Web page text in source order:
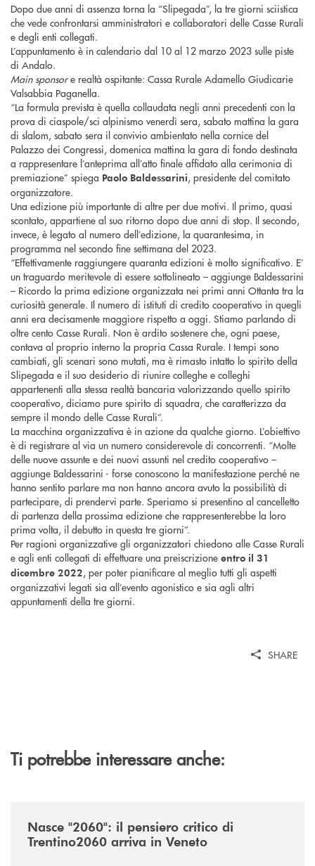
Dopo due anni di assenza torna la “Slipegada”, la tre giorni sciistica
che vede confrontarsi amministratori e collaboratori delle Casse Rurali
e degli enti collegati.
L’appuntamento è in calendario dal 10 al 12 marzo 2023 sulle piste
di Andalo.
Main sponsore realtà ospitante: Cassa Rurale Adamello Giudicarie
Valsabbia Paganella.
“La formula prevista è quella collaudata negli anni precedenti con la
prova di ciaspole/sci alpinismo venerdì sera, sabato mattina la gara
di slalom, sabato sera il convivio ambientato nella cornice del
Palazzo dei Congressi, domenica mattina la gara di fondo destinata
a rappresentare l’anteprima all’atto finale affidato alla cerimonia di
premiazione” spiega Paolo Baldessarini, presidente del comitato
organizzatore.
Una edizione più importante di altre per due motivi. Il primo, quasi
scontato, appartiene al suo ritorno dopo due anni di stop. Il secondo,
invece, è legato al numero dell’edizione, la quarantesima, in
programma nel secondo fine settimana del 2023.
“Effettivamente raggiungere quaranta edizioni è molto significativo. E’
un traguardo meritevole di essere sottolineato – aggiunge Baldessarini
– Ricordo la prima edizione organizzata nei primi anni Ottanta tra la
curiosità generale. Il numero di istituti di credito cooperativo in quegli
anni era decisamente maggiore rispetto a oggi. Stiamo parlando di
oltre cento Casse Rurali. Non è ardito sostenere che, ogni paese,
contava al proprio interno la propria Cassa Rurale. I tempi sono
cambiati, gli scenari sono mutati, ma è rimasto intatto lo spirito della
Slipegada e il suo desiderio di riunire colleghe e colleghi
appartenenti alla stessa realtà bancaria valorizzando quello spirito
cooperativo, diciamo pure spirito di squadra, che caratterizza da
sempre il mondo delle Casse Rurali”.
La macchina organizzativa è in azione da qualche giorno. L’obiettivo
è di registrare al via un numero considerevole di concorrenti. “Molte
delle nuove assunte e dei nuovi assunti nel credito cooperativo –
aggiunge Baldessarini - forse conoscono la manifestazione perché ne
hanno sentito parlare ma non hanno ancora avuto la possibilità di
partecipare, di prendervi parte. Speriamo si presentino al cancelletto
di partenza della prossima edizione che rappresenterebbe la loro
prima volta, il debutto in questa tre giorni”.
Per ragioni organizzative gli organizzatori chiedono alle Casse Rurali
e agli enti collegati di effettuare una preiscrizione entro il 31
dicembre 2022, per poter pianificare al meglio tutti gli aspetti
organizzativi legati sia all’evento agonistico e sia agli altri
appuntamenti della tre giorni.
SHARE
Ti potrebbe interessare anche:
Nasce "2060": il pensiero critico di
Trentino2060 arriva in Veneto